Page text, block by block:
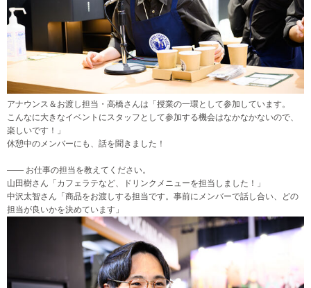
アナウンス＆お渡し担当・高橋さんは「授業の一環として参加しています。
こんなに大きなイベントにスタッフとして参加する機会はなかなかないので、
楽しいです！」
休憩中のメンバーにも、話を聞きました！
―― お仕事の担当を教えてください。
山田樹さん「カフェラテなど、ドリンクメニューを担当しました！」
中沢太智さん「商品をお渡しする担当です。事前にメンバーで話し合い、どの
担当が良いかを決めています」